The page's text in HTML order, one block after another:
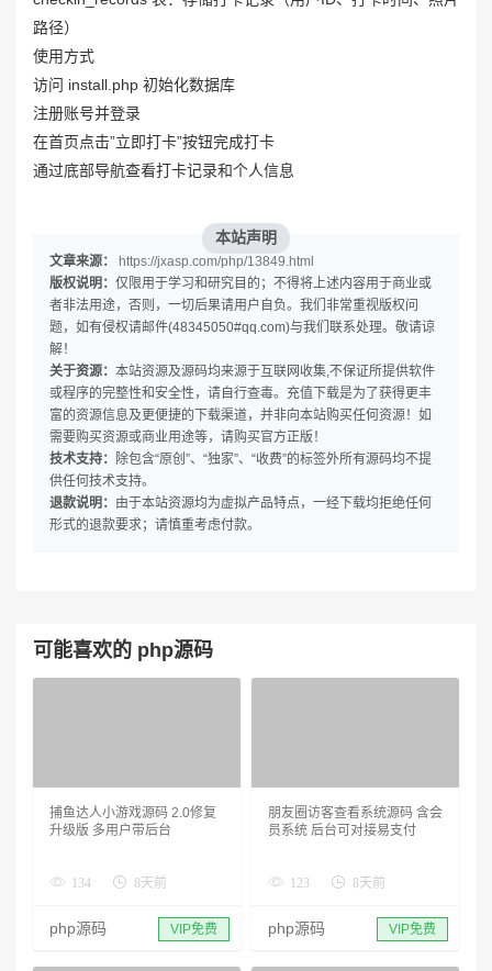
路径）
使用方式
访问 install.php 初始化数据库
注册账号并登录
在首页点击”立即打卡”按钮完成打卡
通过底部导航查看打卡记录和个人信息
本站声明
文章来源：
https://jxasp.com/php/13849.html
版权说明： 仅限用于学习和研究目的；不得将上述内容用于商业或
者非法用途，否则，一切后果请用户自负。我们非常重视版权问
题，如有侵权请邮件(48345050#qq.com)与我们联系处理。敬请谅
解！
关于资源： 本站资源及源码均来源于互联网收集,不保证所提供软件
或程序的完整性和安全性，请自行查毒。充值下载是为了获得更丰
富的资源信息及更便捷的下载渠道，并非向本站购买任何资源！如
需要购买资源或商业用途等，请购买官方正版！
技术支持：
除包含“原创”、“独家”、“收费”的标签外所有源码均不提
供任何技术支持。
退款说明： 由于本站资源均为虚拟产品特点，一经下载均拒绝任何
形式的退款要求；请慎重考虑付款。
可能喜欢的 php源码
捕鱼达人小游戏源码 2.0修复
升级版 多用户带后台
134 8天前
php源码 VIP免费
朋友圈访客查看系统源码 含会
员系统 后台可对接易支付
123 8天前
php源码 VIP免费